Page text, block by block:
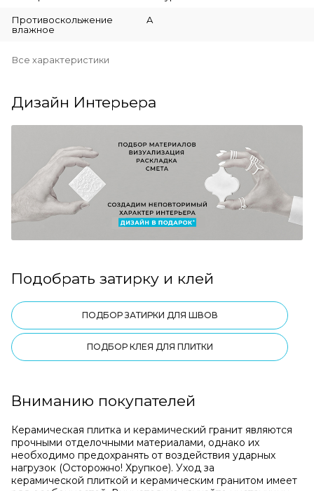
Противоскольжение
влажное
A
Все характеристики
Дизайн Интерьера
Подобрать затирку и клей
ПОДБОР ЗАТИРКИ ДЛЯ ШВОВ
ПОДБОР КЛЕЯ ДЛЯ ПЛИТКИ
Вниманию покупателей
Керамическая плитка и керамический гранит являются
прочными отделочными материалами, однако их
необходимо предохранять от воздействия ударных
нагрузок (Осторожно! Хрупкое). Уход за
керамической плиткой и керамическим гранитом имеет